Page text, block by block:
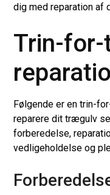
dig med reparation af
Trin-
Følgende er en trin-
reparere dit trægulv
forberedelse,
vedligeholdelse og